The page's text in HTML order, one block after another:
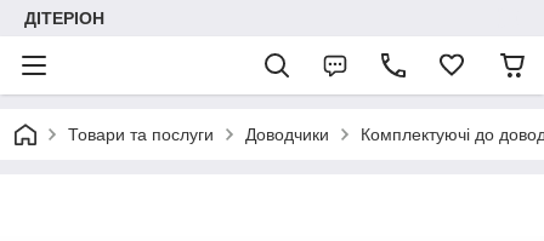
ДІТЕРІОН
Товари та послуги Доводчики Комплектуючі до